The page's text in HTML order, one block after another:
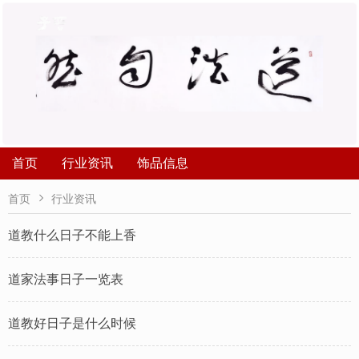
首页 行业资讯 饰品信息
首页  行业资讯
道教什么日子不能上香
道家法事日子一览表
道教好日子是什么时候